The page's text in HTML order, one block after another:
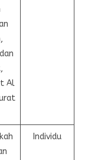
Al
Individu